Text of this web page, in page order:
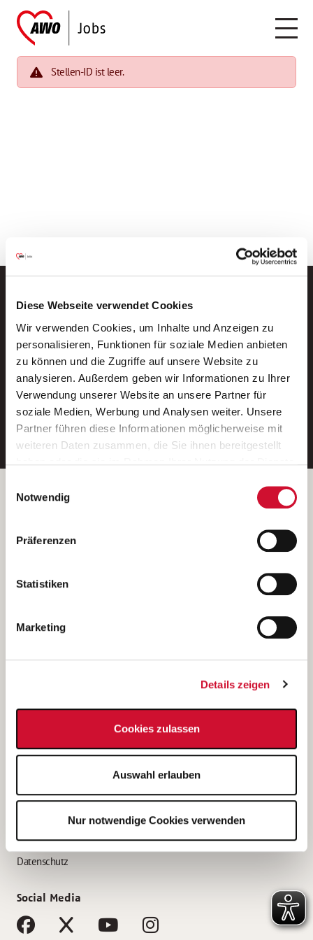
Diese Webseite verwendet Cookies
Wir verwenden Cookies, um Inhalte und Anzeigen zu
personalisieren, Funktionen für soziale Medien anbieten
zu können und die Zugriffe auf unsere Website zu
analysieren. Außerdem geben wir Informationen zu Ihrer
Verwendung unserer Website an unsere Partner für
soziale Medien, Werbung und Analysen weiter. Unsere
Partner führen diese Informationen möglicherweise mit
weiteren Daten zusammen, die Sie ihnen bereitgestellt
Wenn Sie auf „Cookies zulassen“ klicken, so stimmen
Sie der Speicherung sämtlicher Cookies zu. Sie können
Ihre Einwilligung selbstverständlich jederzeit widerrufen,
indem Sie die Cookie-Einstellungen aufrufen und diese
unsererDatenschutzerklärung
Notwendig
Präferenzen
Statistiken
Marketing
Details zeigen
Cookies zulassen
Auswahl erlauben
Nur notwendige Cookies verwenden
Stellen-ID ist leer.
Neue Stellen per E-Mail.
Ein kostenloser Service von AWO
Jobs.
E-Mail-Adresse eintragen
Betreiber der Webseite
Kantstraße 45a
(Ein Tochterunternehmen des AWO Bezirksverbandes Unterfranken
e.V.)
Bewerbung als Altenpflegehelfer*in
Bewerbung als Erzieher*in
AWO Gliederungen nach Bundesland
Impressum
Datenschutz
Social Media